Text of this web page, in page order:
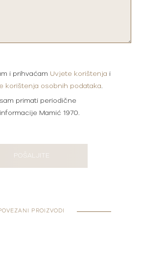
i prihvaćam Uvjete korištenja i
korištenja osobnih podataka.
primati periodične
Mamić 1970.
POŠALJITE
PROIZVODI